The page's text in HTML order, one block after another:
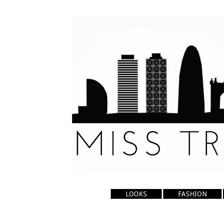
LOOKS FASHION